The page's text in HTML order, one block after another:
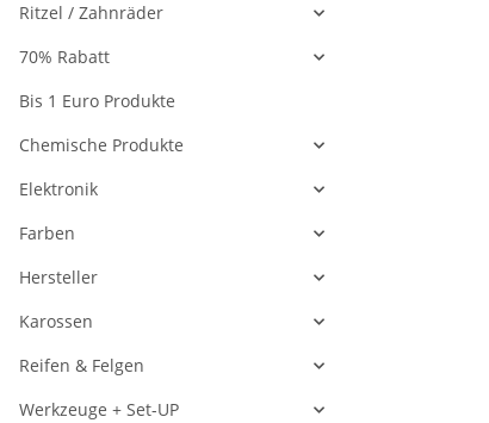
Ritzel / Zahnräder
70% Rabatt
Bis 1 Euro Produkte
Chemische Produkte
Elektronik
Farben
Hersteller
Karossen
Reifen & Felgen
Werkzeuge + Set-UP